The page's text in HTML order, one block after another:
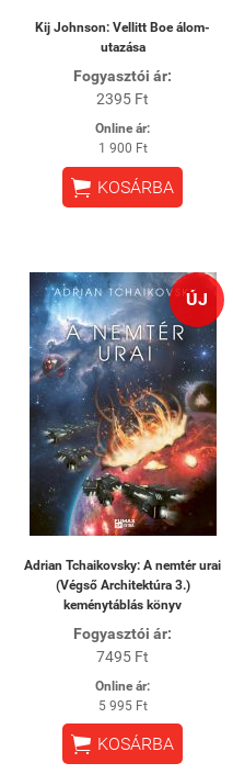
Kij Johnson: Vellitt Boe álom-
utazása
Fogyasztói ár:
2395 Ft
Online ár:
1 900 Ft
 KOSÁRBA
ÚJ
Adrian Tchaikovsky: A nemtér urai
(Végső Architektúra 3.)
keménytáblás könyv
Fogyasztói ár:
7495 Ft
Online ár:
5 995 Ft
 KOSÁRBA